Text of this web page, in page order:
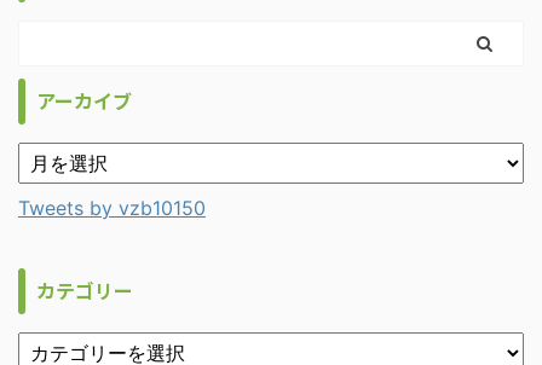
アーカイブ
Tweets by vzb10150
カテゴリー